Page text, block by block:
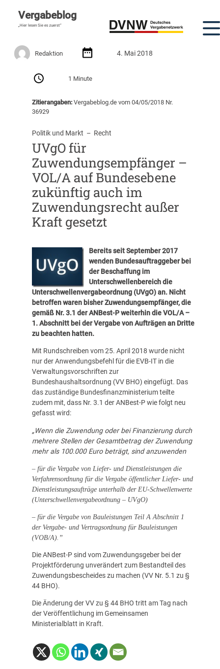
Vergabeblog
„Hier lesen Sie es zuerst“
Redaktion 4. Mai 2018
1 Minute
Zitierangaben:Vergabeblog.de vom 04/05/2018 Nr.
36929
Politik und Markt
  –
Recht
UVgO für
Zuwendungsempfänger –
VOL/A auf Bundesebene
zukünftig auch im
Zuwendungsrecht außer
Kraft gesetzt
Bereits seit September 2017
wenden Bundesauftraggeber bei
der Beschaffung im
Unterschwellenbereich die
Unterschwellenvergabeordnung (UVgO) an. Nicht
betroffen waren bisher Zuwendungsempfänger, die
gemäß Nr. 3.1 der ANBest-P weiterhin die VOL/A –
1. Abschnitt bei der Vergabe von Aufträgen an Dritte
zu beachten hatten.
Mit Rundschreiben vom 25. April 2018 wurde nicht
nur der Anwendungsbefehl für die EVB-IT in die
Verwaltungsvorschriften zur
Bundeshaushaltsordnung (VV BHO) eingefügt. Das
das zuständige Bundesfinanzministerium teilte
zudem mit, dass Nr. 3.1 der ANBest-P wie folgt neu
gefasst wird:
„Wenn die Zuwendung oder bei Finanzierung durch
mehrere Stellen der Gesamtbetrag der Zuwendung
mehr als 100.000 Euro beträgt, sind anzuwenden
– für die Vergabe von Liefer- und Dienstleistungen die
Verfahrensordnung für die Vergabe öffentlicher Liefer- und
Dienstleistungsaufträge unterhalb der EU-Schwellenwerte
(Unterschwellenvergabeordnung – UVgO)
– für die Vergabe von Bauleistungen Teil A Abschnitt 1
der Vergabe- und Vertragsordnung für Bauleistungen
(VOB/A).”
Die ANBest-P sind vom Zuwendungsgeber bei der
Projektförderung unverändert zum Bestandteil des
Zuwendungsbescheides zu machen (VV Nr. 5.1 zu §
44 BHO).
Die Änderung der VV zu § 44 BHO tritt am Tag nach
der Veröffentlichung im Gemeinsamen
Ministerialblatt in Kraft.